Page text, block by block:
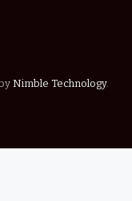
Nimble Technology.